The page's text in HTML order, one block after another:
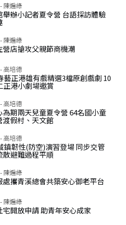
陳遍綠
舉辦小記者夏令營 台語採訪體驗
陳遍綠
營店搶攻父親節商機潮
高培德
藝正港雄有戲精選3檔原創戲劇 10
正港小劇場邀賞
高培德
為期兩天兒童夏令營 64名國小童
渡假村、天文館
高培德
鎮韌性(防空)演習登場 同步交管
散避難過程平順
陳遍綠
處攜青溪總會共築安心御老平台
陳遍綠
宅開放申請 助青年安心成家